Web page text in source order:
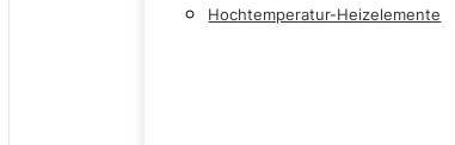
Hochtemperatur-Heizelemente